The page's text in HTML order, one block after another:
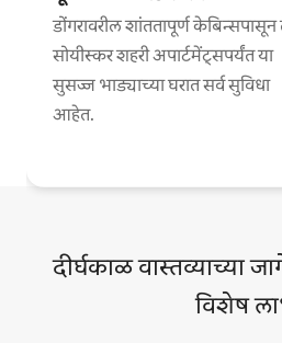
डोंगरावरील शांततापूर्ण केबिन्सपासून
सोयीस्कर शहरी अपार्टमेंट्सपर्यंत या
सुसज्ज भाड्याच्या घरात सर्व सुविधा
आहेत.
दीर्घकाळ वास्तव्याच्या
विशेष